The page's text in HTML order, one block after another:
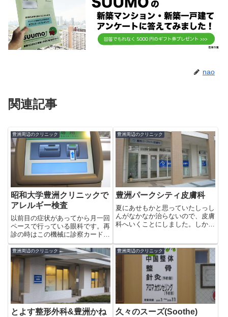
nao
関連記事
豊洲周辺のクリニック
昭和大学豊洲クリニックで
アレルギー検査
以前目の症状があってから月一回
ペースで行っている眼科です。再
診の時はこの機械に診察カードを
通すと、受付票が発行されます。
眼科の場所まで行き、クリアファ
イルにその受付票を入れて待つ仕
組みです。いつも眼科の前は誰か
しら待っています。先月は視
力、...
豊洲周辺のクリニック
豊洲パークシティ皮膚科
夏にあせもかと思っていたしっし
んがなかなか治らないので、皮膚
科へいくことにしました。しかし
膚科はお昼休みのはず。。どこか
まだ開いているところはないかと
探すと、パークシティの皮膚科
豊洲周辺のクリニック
とよす整形外科&豊洲かね
豊洲周辺のクリニック
久々のスーズ(Soothe)